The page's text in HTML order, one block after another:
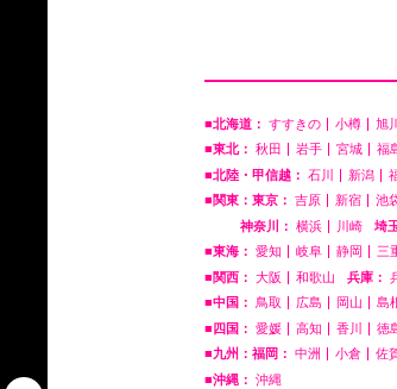
■北海道： すすきの 小樽 旭川
■東北： 秋田 岩手 宮城
福
■北陸・甲信越： 石川 新潟
■関東：東京： 吉原 新宿 池
神奈川： 横浜 川崎 埼
■東海： 愛知 岐阜 静岡
三
■関西： 大阪 和歌山 兵庫：
■中国：
鳥取 広島 岡山 島
■四国： 愛媛 高知 香川
徳
■九州：福岡： 中洲 小倉 佐
■沖縄： 沖縄